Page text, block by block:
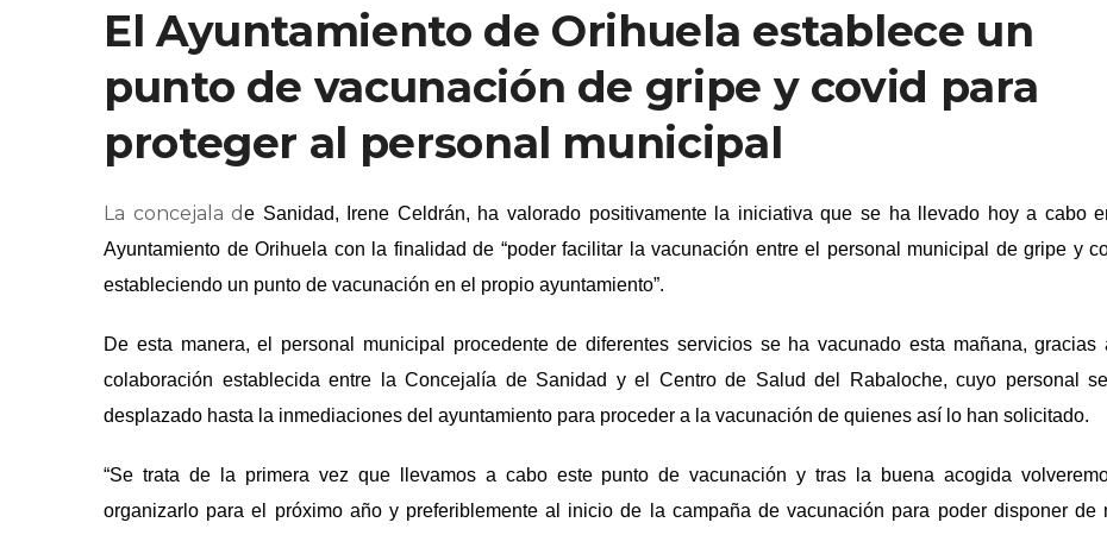
El Ayuntamiento de Orihuela establece un
punto de vacunación de gripe y covid para
proteger al personal municipal
La concejala de Sanidad, Irene Celdrán, ha valorado positivamente la iniciativa que se ha llevado hoy a cabo
Ayuntamiento de Orihuela con la finalidad de “poder facilitar la vacunación entre el personal municipal de gripe y
estableciendo un punto de vacunación en el propio ayuntamiento”.
De esta manera, el personal municipal procedente de diferentes servicios se ha vacunado esta mañana, gracias
colaboración establecida entre la Concejalía de Sanidad y el Centro de Salud del Rabaloche, cuyo personal
desplazado hasta la inmediaciones del ayuntamiento para proceder a la vacunación de quienes así lo han solicitado.
“Se trata de la primera vez que llevamos a cabo este punto de vacunación y tras la buena acogida
organizarlo para el próximo año y preferiblemente al inicio de la campaña de vacunación para poder disponer de